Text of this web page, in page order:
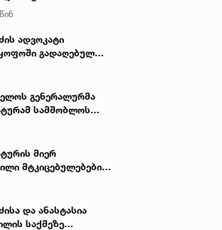
ადვოკატი
გადაღებულ
გენერალურმა
სამშობლოს
საბოტაჟის ფაქტზე
მიერ
მტკიცებულებების
ნარკოტიკული
და რეალიზაციის
და ანასტასია
საქმეზე